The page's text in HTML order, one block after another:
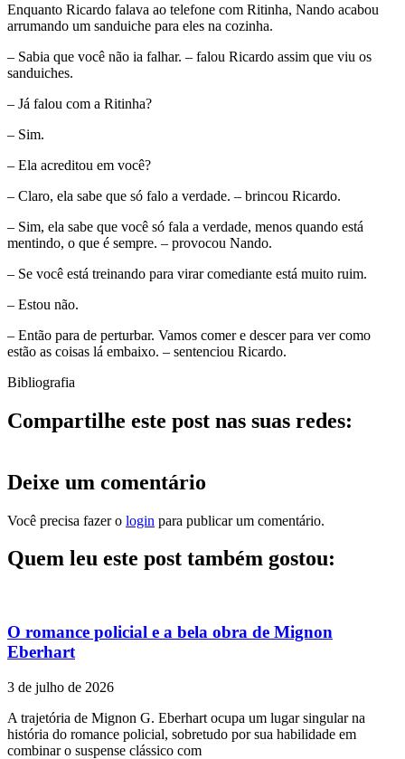
Enquanto Ricardo falava ao telefone com Ritinha, Nando acabou
arrumando um sanduiche para eles na cozinha.
– Sabia que você não ia falhar. – falou Ricardo assim que viu os
sanduiches.
– Já falou com a Ritinha?
– Sim.
– Ela acreditou em você?
– Claro, ela sabe que só falo a verdade. – brincou Ricardo.
– Sim, ela sabe que você só fala a verdade, menos quando está
mentindo, o que é sempre. – provocou Nando.
– Se você está treinando para virar comediante está muito ruim.
– Estou não.
– Então para de perturbar. Vamos comer e descer para ver como
estão as coisas lá embaixo. – sentenciou Ricardo.
Bibliografia
Compartilhe este post nas suas redes:
Deixe um comentário
Você precisa fazer o login para publicar um comentário.
Quem leu este post também gostou:
O romance policial e a bela obra de Mignon
Eberhart
3 de julho de 2026
A trajetória de Mignon G. Eberhart ocupa um lugar singular na
história do romance policial, sobretudo por sua habilidade em
combinar o suspense clássico com